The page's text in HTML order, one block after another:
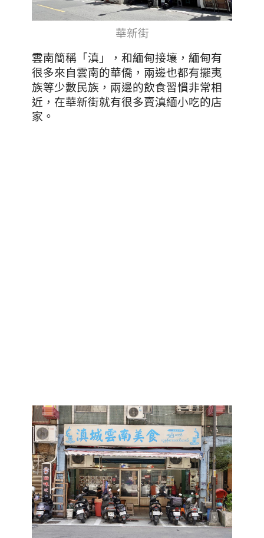
華新街
雲南簡稱「滇」，和緬甸接壤，緬甸有
很多來自雲南的華僑，兩邊也都有擺夷
族等少數民族，兩邊的飲食習慣非常相
近 ，在華新街就有很多賣滇緬小吃的店
家。